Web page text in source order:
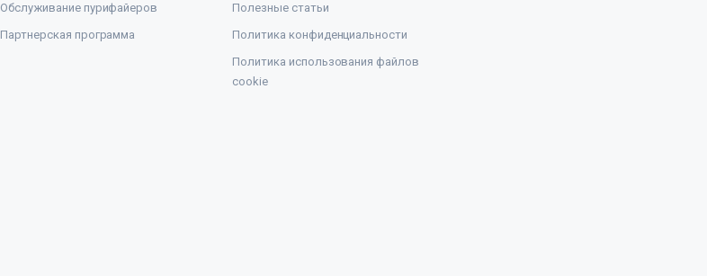
Обслуживание пурифайеров
Партнерская программа
Полезные статьи
Политика конфиденциальности
Политика использования файлов
cookie